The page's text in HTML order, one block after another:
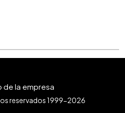
reservados 1999-2026